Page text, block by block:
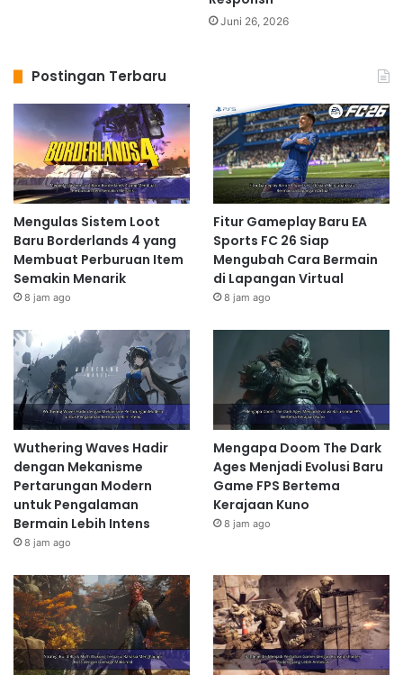
Juni 26, 2026
Postingan Terbaru
Mengulas Sistem Loot
Baru Borderlands 4 yang
Membuat Perburuan Item
Semakin Menarik
8 jam ago
Fitur Gameplay Baru EA
Sports FC 26 Siap
Mengubah Cara Bermain
di Lapangan Virtual
8 jam ago
Wuthering Waves Hadir
dengan Mekanisme
Pertarungan Modern
untuk Pengalaman
Bermain Lebih Intens
8 jam ago
Mengapa Doom The Dark
Ages Menjadi Evolusi Baru
Game FPS Bertema
Kerajaan Kuno
8 jam ago